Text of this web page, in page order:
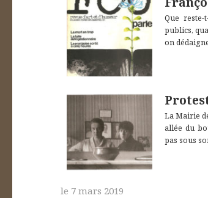
Que
publics,
on
La Mairie
allée du
pas sous
le 7 mars 2019